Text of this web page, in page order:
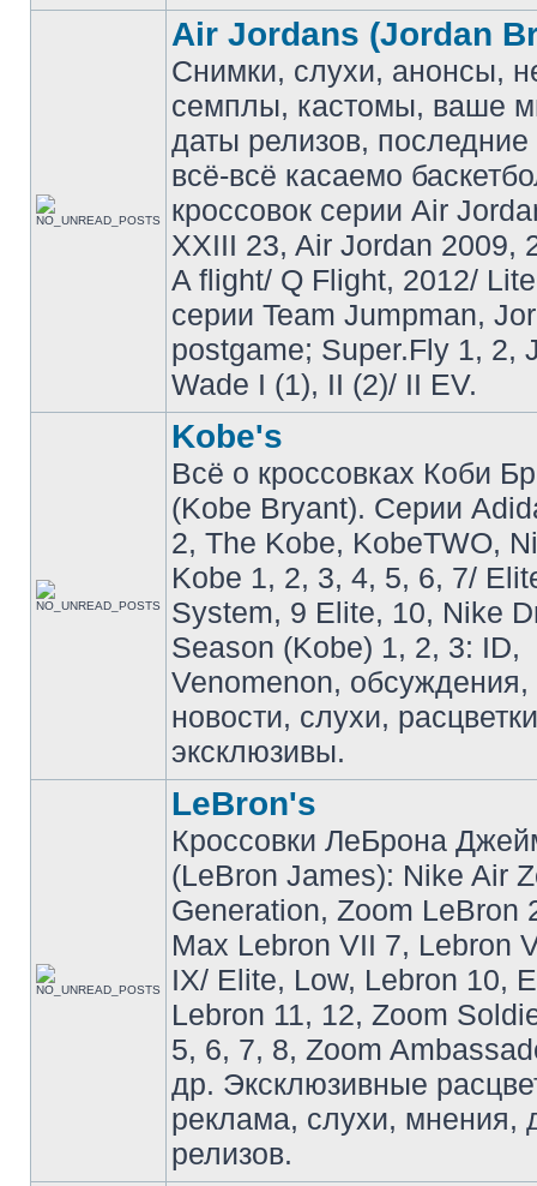
Air Jordans (Jordan
Снимки, слухи, анонсы,
семплы, кастомы, ваше
даты релизов, последние
всё-всё касаемо
кроссовок серии Air
XXIII 23, Air Jordan 2009,
A flight/ Q Flight, 2012/
серии Team Jumpman,
postgame; Super.Fly 1, 2,
Wade I (1), II (2)/ II EV.
Kobe's
Всё о кроссовках Коби
(Kobe Bryant). Серии
2, The Kobe, KobeTWO,
Kobe 1, 2, 3, 4, 5, 6, 7/
System, 9 Elite, 10, Nike
Season (Kobe) 1, 2, 3: ID,
Venomenon,
новости, слухи,
эксклюзивы.
LeBron's
Кроссовки ЛеБрона
(LeBron James): Nike Air
Generation, Zoom LeBron
Max Lebron VII 7, Lebron
IX/ Elite, Low, Lebron 10,
Lebron 11, 12, Zoom
5, 6, 7, 8, Zoom
др. Эксклюзивные
реклама, слухи, мнения,
релизов.